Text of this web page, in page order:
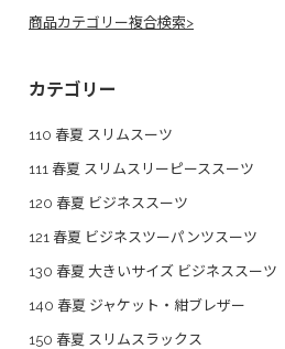
商品カテゴリー複合検索>
カテゴリー
110 春夏 スリムスーツ
111 春夏 スリムスリーピーススーツ
120 春夏 ビジネススーツ
121 春夏 ビジネスツーパンツスーツ
130 春夏 大きいサイズ ビジネススーツ
140 春夏 ジャケット・紺ブレザー
150 春夏 スリムスラックス